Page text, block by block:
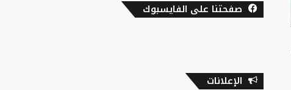
صفحتنا على الفايسبوك
الإعلانات